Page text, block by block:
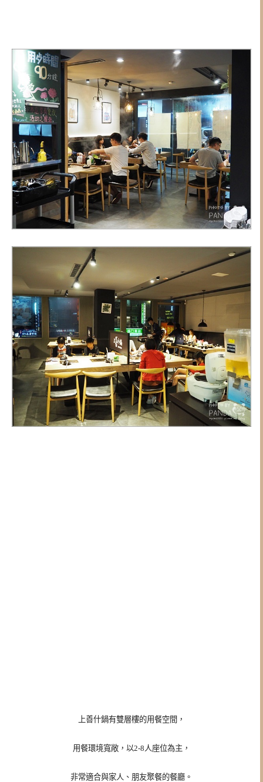
上善什鍋有雙層樓的用餐空間，
用餐環境寬敞，以2-8人座位為主，
非常適合與家人、朋友聚餐的餐廳。